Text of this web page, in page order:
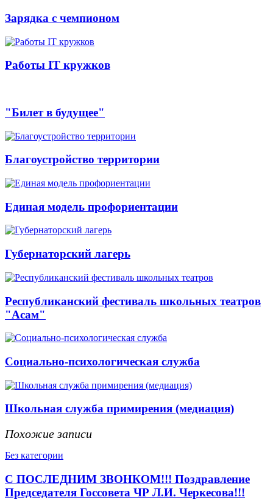
Зарядка с чемпионом
Работы IT кружков
"Билет в будущее"
Благоустройство территории
Единая модель профориентации
Губернаторский лагерь
Республиканский фестиваль школьных театров
"Асам"
Социально-психологическая служба
Школьная служба примирения (медиация)
Похожие записи
Без категории
С ПОСЛЕДНИМ ЗВОНКОМ!!! Поздравление
Председателя Госсовета ЧР Л.И. Черкесова!!!